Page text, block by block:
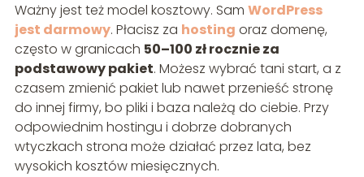
Ważny jest też model kosztowy. Sam WordPress
jest darmowy. Płacisz za hosting oraz domenę,
często w granicach 50–100 zł rocznie za
podstawowy pakiet. Możesz wybrać tani start, a z
czasem zmienić pakiet lub nawet przenieść stronę
do innej firmy, bo pliki i baza należą do ciebie. Przy
odpowiednim hostingu i dobrze dobranych
wtyczkach strona może działać przez lata, bez
wysokich kosztów miesięcznych.